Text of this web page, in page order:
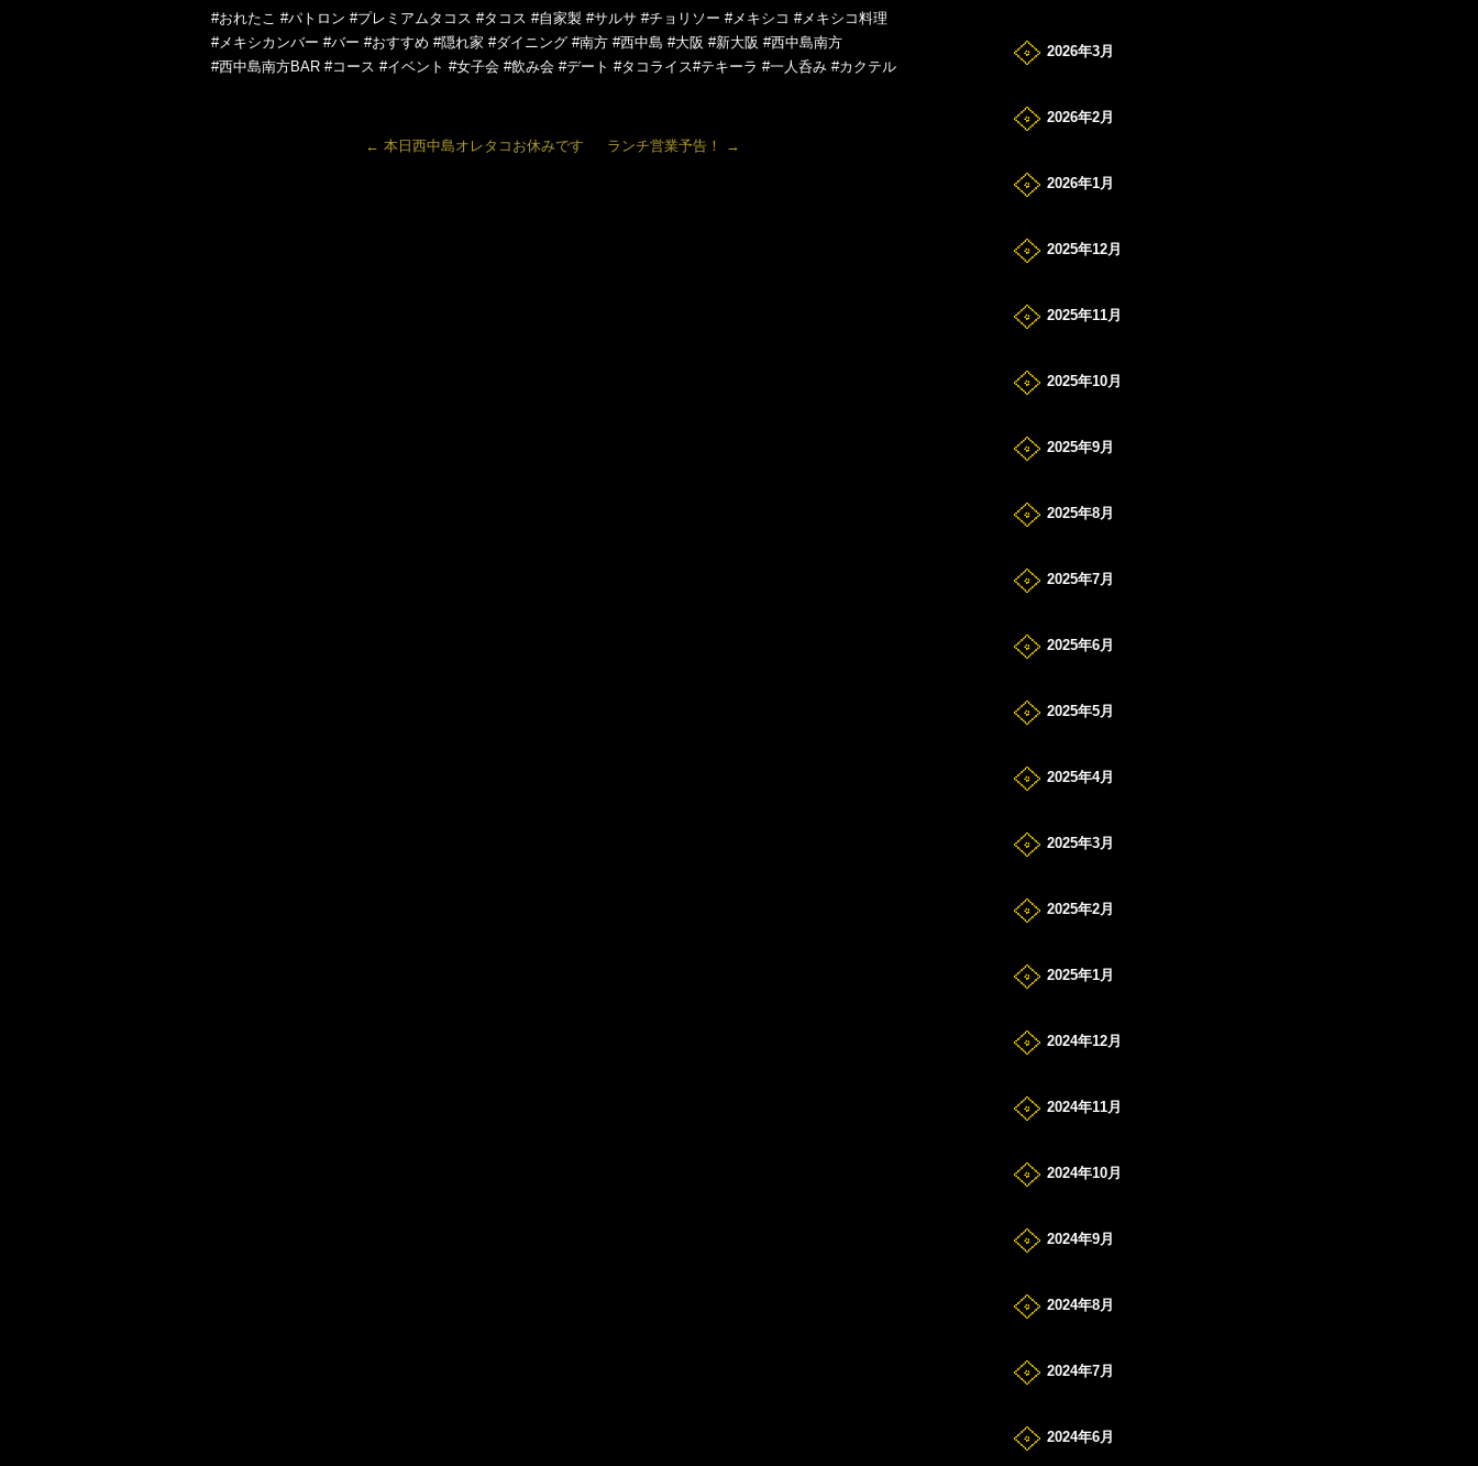
#おれたこ #パトロン #プレミアムタコス #タコス #自家製 #サルサ #チョリソー #メキシコ #メキシコ料理
#メキシカンバー #バー #おすすめ #隠れ家 #ダイニング #南方 #西中島 #大阪 #新大阪 #西中島南方
#西中島南方BAR #コース #イベント #女子会 #飲み会 #デート #タコライス#テキーラ #一人呑み #カクテル
← 本日西中島オレタコお休みです ランチ営業予告！ →
2026年3月
2026年2月
2026年1月
2025年12月
2025年11月
2025年10月
2025年9月
2025年8月
2025年7月
2025年6月
2025年5月
2025年4月
2025年3月
2025年2月
2025年1月
2024年12月
2024年11月
2024年10月
2024年9月
2024年8月
2024年7月
2024年6月